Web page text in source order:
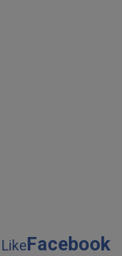
LikeFacebook